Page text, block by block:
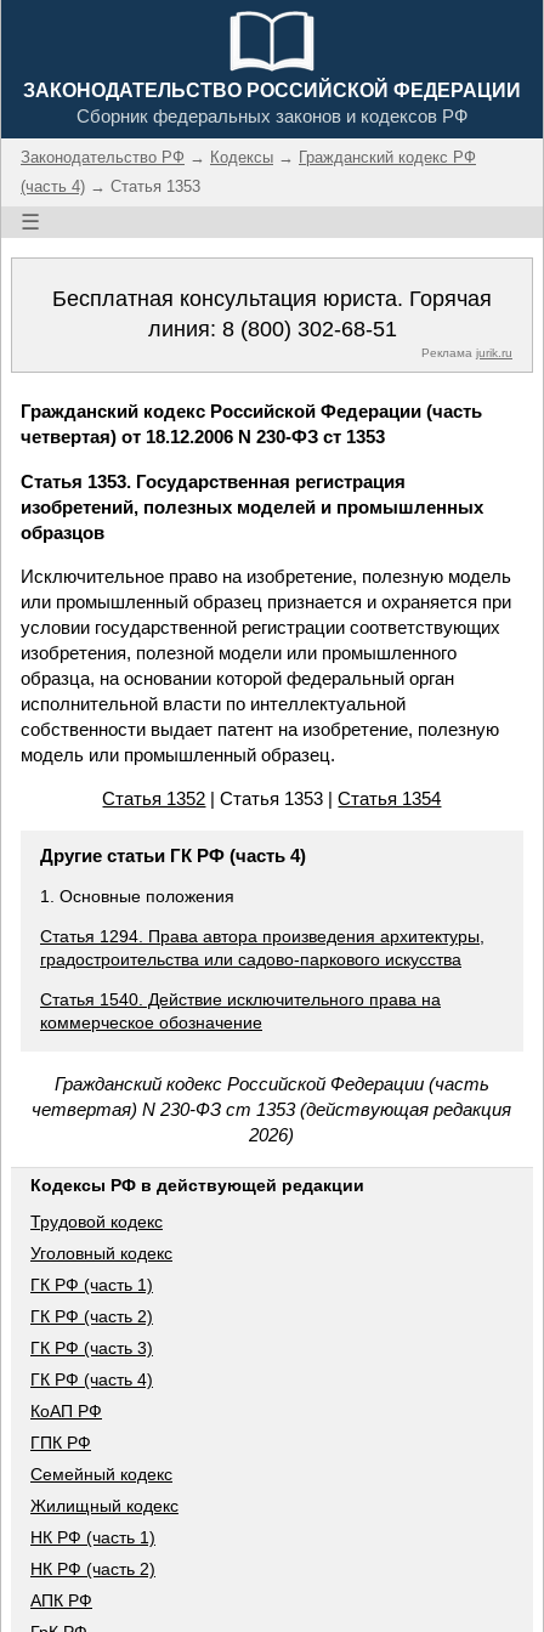
ЗАКОНОДАТЕЛЬСТВО РОССИЙСКОЙ ФЕДЕРАЦИИ
Сборник федеральных законов и кодексов РФ
Законодательство РФ → Кодексы → Гражданский кодекс РФ
(часть 4) → Статья 1353
☰
Бесплатная консультация юриста. Горячая
линия: 8 (800) 302-68-51
Реклама jurik.ru
Гражданский кодекс Российской Федерации (часть
четвертая) от 18.12.2006 N 230-ФЗ ст 1353
Статья 1353. Государственная регистрация
изобретений, полезных моделей и промышленных
образцов
Исключительное право на изобретение, полезную модель
или промышленный образец признается и охраняется при
условии государственной регистрации соответствующих
изобретения, полезной модели или промышленного
образца, на основании которой федеральный орган
исполнительной власти по интеллектуальной
собственности выдает патент на изобретение, полезную
модель или промышленный образец.
Статья 1352 | Статья 1353 |Статья 1354
Другие статьи ГК РФ (часть 4)
1. Основные положения
Статья 1294. Права автора произведения архитектуры,
градостроительства или садово-паркового искусства
Статья 1540. Действие исключительного права на
коммерческое обозначение
Гражданский кодекс Российской Федерации (часть
четвертая) N 230-ФЗ ст 1353 (действующая редакция
2026)
Кодексы РФ в действующей редакции
Трудовой кодекс
Уголовный кодекс
ГК РФ (часть 1)
ГК РФ (часть 2)
ГК РФ (часть 3)
ГК РФ (часть 4)
КоАП РФ
ГПК РФ
Семейный кодекс
Жилищный кодекс
НК РФ (часть 1)
НК РФ (часть 2)
АПК РФ